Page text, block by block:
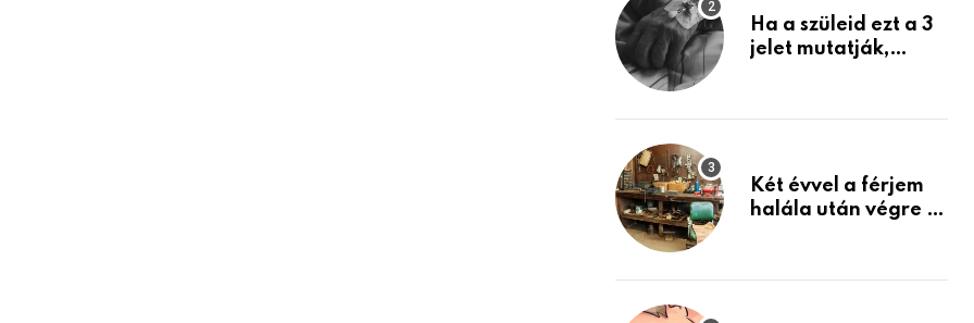
Ha a szüleid ezt a 3
jelet mutatják,
Készülj fel arra, ami
Két évvel a férjem
halála után végre át
holmiját – amit